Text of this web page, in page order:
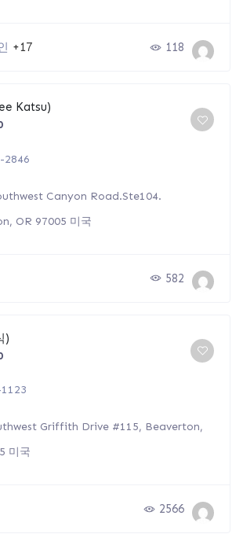
+17 118
Katsu)
2846
Canyon Road.Ste104.
OR 97005 미국
582
)
Griffith Drive #115, Beaverton,
미국
2566